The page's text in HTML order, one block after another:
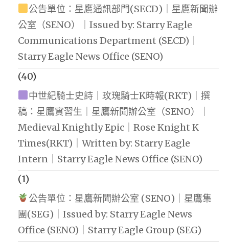
公告單位：星鷹通訊部門(SECD)｜星鷹新聞辦
公室（SENO）｜Issued by: Starry Eagle
Communications Department (SECD)｜
Starry Eagle News Office (SENO)
(40)
中世紀騎士史詩｜玫瑰騎士K時報(RKT)｜撰
稿：星鷹實習生｜星鷹新聞辦公室（SENO）｜
Medieval Knightly Epic｜Rose Knight K
Times(RKT)｜Written by: Starry Eagle
Intern｜Starry Eagle News Office (SENO)
(1)
公告單位：星鷹新聞辦公室 (SENO)｜星鷹集
團(SEG)｜Issued by: Starry Eagle News
Office (SENO)｜Starry Eagle Group (SEG)